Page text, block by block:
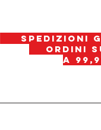
spedizioni
ordini
a